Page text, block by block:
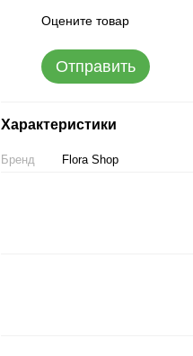
Оцените товар
Отправить
Характеристики
Бренд Flora Shop